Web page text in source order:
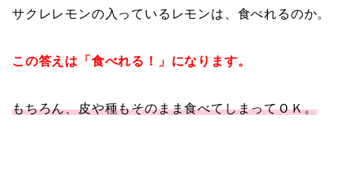
サクレレモンの入っているレモンは、食べれるのか。
この答えは「食べれる！」になります。
もちろん、皮や種もそのまま食べてしまってＯＫ。